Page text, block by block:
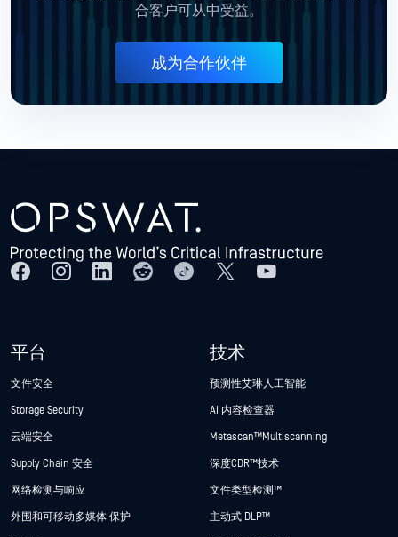
合客户可从中受益。
成为合作伙伴
平台
文件安全
Storage Security
云端安全
Supply Chain 安全
网络检测与响应
外围和可移动多媒体 保护
技术
预测性艾琳人工智能
AI 内容检查器
Metascan™ Multiscanning
深度CDR™技术
文件类型检测™
主动式 DLP™